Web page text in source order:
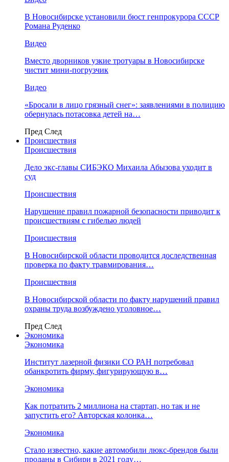
В Новосибирске установили бюст генпрокурора СССР
Романа Руденко
Видео
Вместо дворников узкие тротуары в Новосибирске
чистит мини-погрузчик
Видео
«Бросали в лицо грязный снег»: заявлениями в полицию
обернулась потасовка детей на…
Пред След
Происшествия
Происшествия
Дело экс-главы СИБЭКО Михаила Абызова уходит в
суд
Происшествия
Нарушение правил пожарной безопасности приводит к
происшествиям с гибелью людей
Происшествия
В Новосибирской области проводится доследственная
проверка по факту травмирования…
Происшествия
В Новосибирской области по факту нарушений правил
охраны труда возбуждено уголовное…
Пред След
Экономика
Экономика
Институт лазерной физики СО РАН потребовал
обанкротить фирму, фигурирующую в…
Экономика
Как потратить 2 миллиона на стартап, но так и не
запустить его? Авторская колонка…
Экономика
Стало известно, какие автомобили люкс-брендов были
проданы в Сибири в 2021 году…